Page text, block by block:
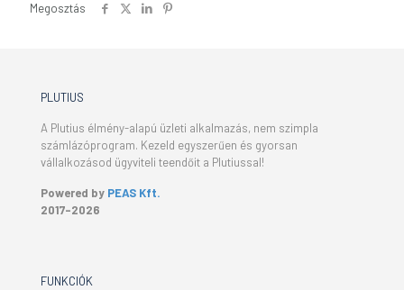
Megosztás
PLUTIUS
A Plutius élmény-alapú üzleti alkalmazás, nem szimpla
számlázóprogram. Kezeld egyszerűen és gyorsan
vállalkozásod ügyviteli teendőit a Plutiussal!
Powered by PEAS Kft.
2017-2026
FUNKCIÓK